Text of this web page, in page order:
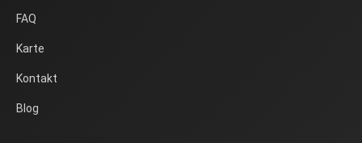
FAQ
Karte
Kontakt
Blog